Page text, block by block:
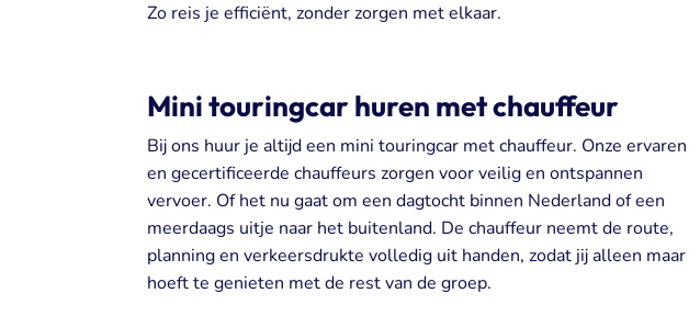
Zo reis je efficiënt, zonder zorgen met elkaar.
Mini touringcar huren met chauffeur
Bij ons huur je altijd een mini touringcar met chauffeur. Onze ervaren
en gecertificeerde chauffeurs zorgen voor veilig en ontspannen
vervoer. Of het nu gaat om een dagtocht binnen Nederland of een
meerdaags uitje naar het buitenland. De chauffeur neemt de route,
planning en verkeersdrukte volledig uit handen, zodat jij alleen maar
hoeft te genieten met de rest van de groep.